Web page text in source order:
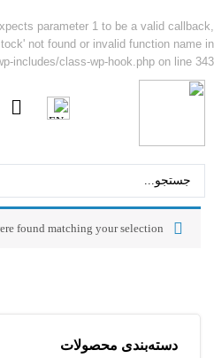
parameter 1 to be a valid callback,
not found or invalid function name in
includes/class-wp-hook.php on line 343
دسته‌بندی محصولات
found matching your selection.